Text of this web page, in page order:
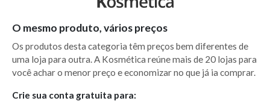
O mesmo produto, vários preços
Os produtos desta categoria têm preços bem diferentes de
uma loja para outra. A Kosmética reúne mais de 20 lojas para
você achar o menor preço e economizar no que já ia comprar.
Crie sua conta gratuita para: